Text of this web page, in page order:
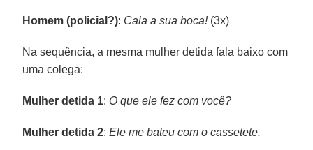
Homem (policial?): Cala a sua boca!(3x)
Na sequência, a mesma mulher detida fala baixo com
uma colega:
Mulher detida 1: O que ele fez com você?
Mulher detida 2:Ele me bateu com o cassetete.